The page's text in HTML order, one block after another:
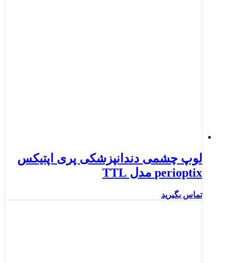
لوپ چشمی دندانپزشکی پری اپتیکس
perioptix مدل TTL
تماس بگیرید